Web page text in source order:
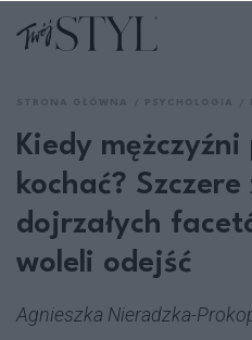
Kiedy
kochać?
dojrzałych
woleli odejść
Agnieszka Nieradzka-